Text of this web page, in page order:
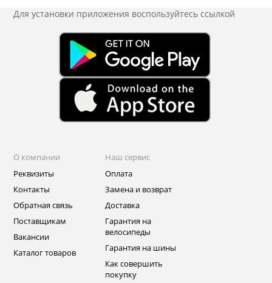
Для установки приложения воспользуйтесь ссылкой
О компании
Реквизиты
Контакты
Обратная связь
Поставщикам
Вакансии
Каталог товаров
Наш сервис
Оплата
Замена и возврат
Доставка
Гарантия на
велосипеды
Гарантия на шины
Как совершить
покупку